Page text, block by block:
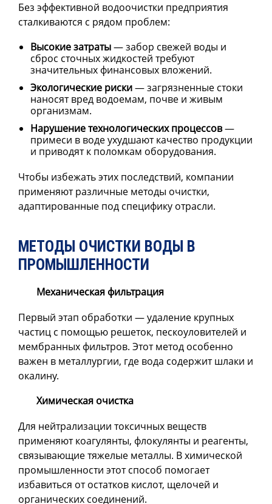
Без эффективной водоочистки предприятия
сталкиваются с рядом проблем:
Высокие затраты— забор свежей воды и
сброс сточных жидкостей требуют
значительных финансовых вложений.
Экологические риски— загрязненные стоки
наносят вред водоемам, почве и живым
организмам.
Нарушение технологических процессов—
примеси в воде ухудшают качество продукции
и приводят к поломкам оборудования.
Чтобы избежать этих последствий, компании
применяют различные методы очистки,
адаптированные под специфику отрасли.
МЕТОДЫ ОЧИСТКИ ВОДЫ В
ПРОМЫШЛЕННОСТИ
Механическая фильтрация
Первый этап обработки — удаление крупных
частиц с помощью решеток, пескоуловителей и
мембранных фильтров. Этот метод особенно
важен в металлургии, где вода содержит шлаки и
окалину.
Химическая очистка
Для нейтрализации токсичных веществ
применяют коагулянты, флокулянты и реагенты,
связывающие тяжелые металлы. В химической
промышленности этот способ помогает
избавиться от остатков кислот, щелочей и
органических соединений.